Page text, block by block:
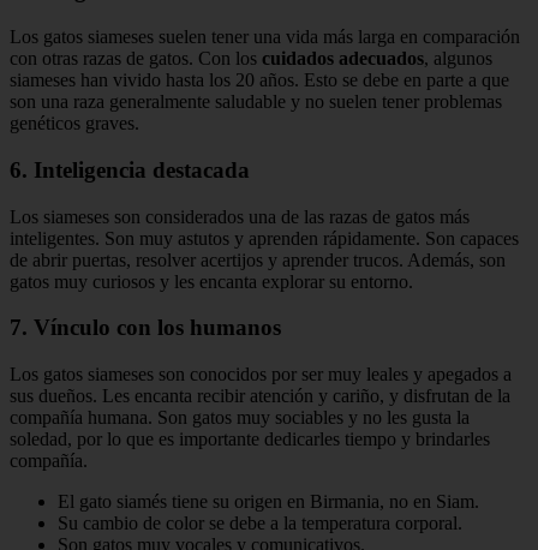
Los gatos siameses suelen tener una vida más larga en comparación
con otras razas de gatos. Con los cuidados adecuados, algunos
siameses han vivido hasta los 20 años. Esto se debe en parte a que
son una raza generalmente saludable y no suelen tener problemas
genéticos graves.
6. Inteligencia destacada
Los siameses son considerados una de las razas de gatos más
inteligentes. Son muy astutos y aprenden rápidamente. Son capaces
de abrir puertas, resolver acertijos y aprender trucos. Además, son
gatos muy curiosos y les encanta explorar su entorno.
7. Vínculo con los humanos
Los gatos siameses son conocidos por ser muy leales y apegados a
sus dueños. Les encanta recibir atención y cariño, y disfrutan de la
compañía humana. Son gatos muy sociables y no les gusta la
soledad, por lo que es importante dedicarles tiempo y brindarles
compañía.
El gato siamés tiene su origen en Birmania, no en Siam.
Su cambio de color se debe a la temperatura corporal.
Son gatos muy vocales y comunicativos.